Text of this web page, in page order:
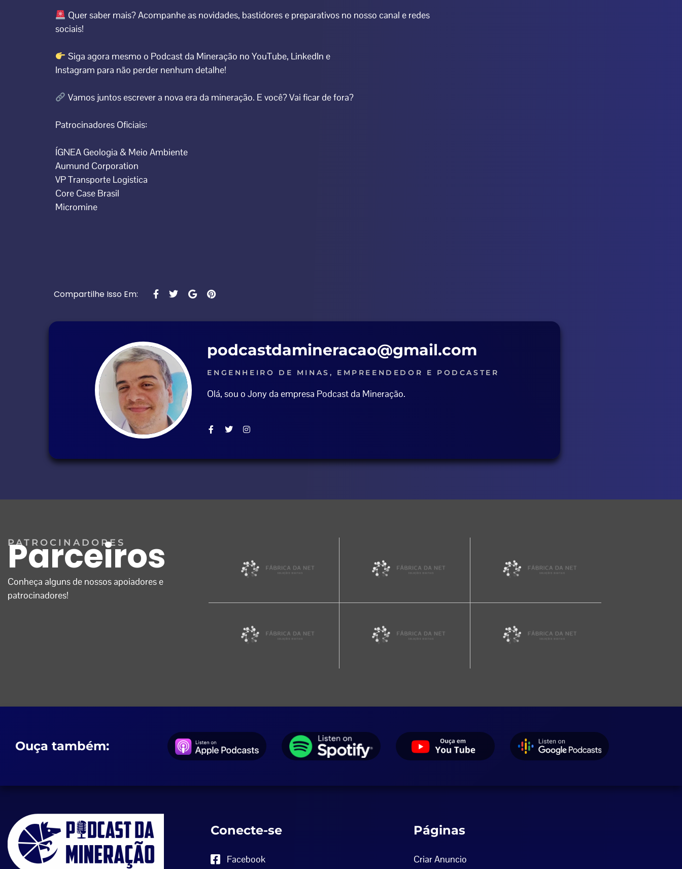
Quer saber mais? Acompanhe as novidades, bastidores e preparativos no nosso canal e redes
sociais!
Siga agora mesmo o Podcast da Mineração no YouTube, LinkedIn e
Instagram para não perder nenhum detalhe!
Vamos juntos escrever a nova era da mineração. E você? Vai ficar de fora?
Patrocinadores Oficiais:
ÍGNEA Geologia & Meio Ambiente
Aumund Corporation
VP Transporte Logistica
Core Case Brasil
Micromine
Compartilhe Isso Em:
podcastdamineracao@gmail.com
ENGENHEIRO DE MINAS, EMPREENDEDOR E PODCASTER
Olá, sou o Jony da empresa Podcast da Mineração.
PATROCINADORES
Parceiros
Conheça alguns de nossos apoiadores e
patrocinadores!
Ouça também:
Conecte-se
Facebook
Páginas
Criar Anuncio